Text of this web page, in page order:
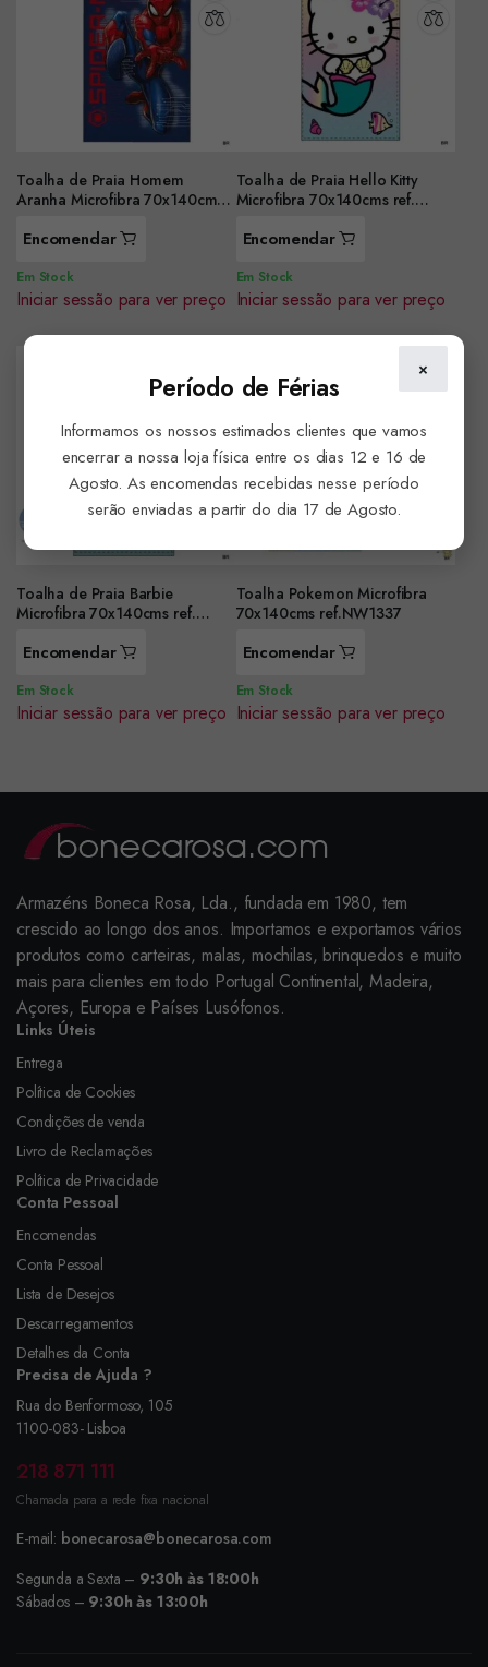
Toalha de Praia Homem
Aranha Microfibra 70x140cms
Encomendar
Em Stock
Iniciar sessão para ver preço
Toalha de Praia Hello Kitty
Microfibra 70x140cms ref.
Encomendar
Em Stock
Iniciar sessão para ver preço
Toalha de Praia Barbie
Microfibra 70x140cms ref.
Encomendar
Em Stock
Iniciar sessão para ver preço
Toalha Pokemon Microfibra
70x140cms ref.NW1337
Encomendar
Em Stock
Iniciar sessão para ver preço
Armazéns Boneca Rosa, Lda., fundada em 1980, tem
crescido ao longo dos anos. Importamos e exportamos vários
produtos como carteiras, malas, mochilas, brinquedos e muito
mais para clientes em todo Portugal Continental, Madeira,
Açores, Europa e Países Lusófonos.
Links Úteis
Entrega
Política de Cookies
Condições de venda
Livro de Reclamações
Política de Privacidade
Conta Pessoal
Encomendas
Conta Pessoal
Lista de Desejos
Descarregamentos
Detalhes da Conta
Precisa de Ajuda ?
Rua do Benformoso, 105
1100-083- Lisboa
218 871 111
Chamada para a rede fixa nacional
E-mail: bonecarosa@bonecarosa.com
Segunda a Sexta – 9:30h às 18:00h
Sábados – 9:30h às 13:00h
×
Período de Férias
Informamos os nossos estimados clientes que vamos
encerrar a nossa loja física entre os dias 12 e 16 de
Agosto. As encomendas recebidas nesse período
serão enviadas a partir do dia 17 de Agosto.